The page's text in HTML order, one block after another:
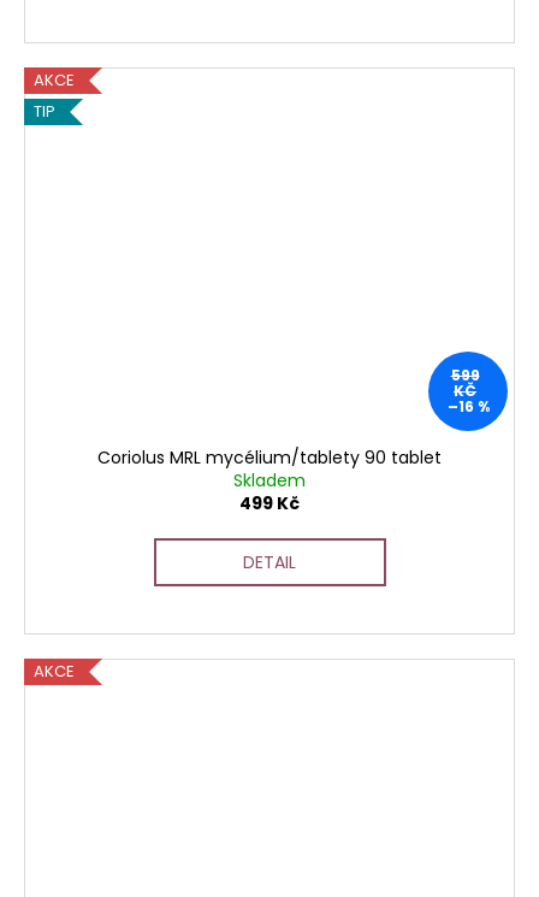
AKCE
TIP
599
KČ
–16 %
Coriolus MRL mycélium/tablety 90 tablet
Skladem
499 Kč
DETAIL
AKCE